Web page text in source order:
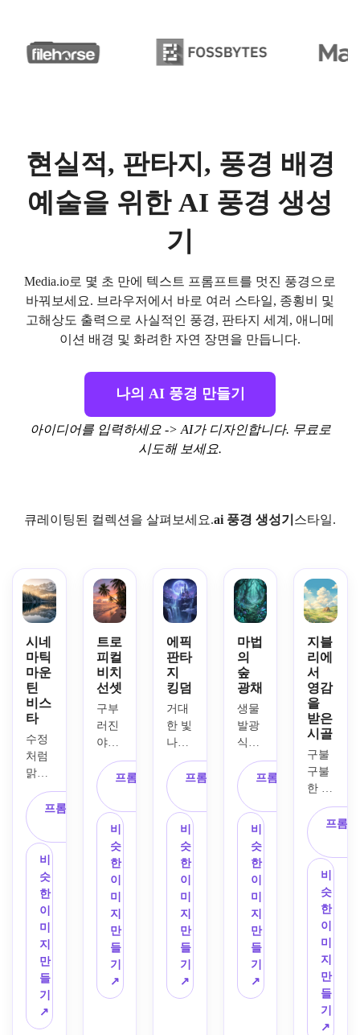
현실적, 판타지, 풍경 배경
예술을 위한 AI 풍경 생성
기
Media.io로 몇 초 만에 텍스트 프롬프트를 멋진 풍경으로
바꿔보세요. 브라우저에서 바로 여러 스타일, 종횡비 및
고해상도 출력으로 사실적인 풍경, 판타지 세계, 애니메
이션 배경 및 화려한 자연 장면을 만듭니다.
나의 AI 풍경 만들기
아이디어를 입력하세요 -> AI가 디자인합니다. 무료로
시도해 보세요.
큐레이팅된 컬렉션을 살펴보세요.ai 풍경 생성기 스타일.
시네
마틱
마운
틴
비스
타
수정
처럼
맑은
반사
호수
너머
에 눈
덮인
봉우
리와
전경
에 울
창한
소나
무 숲
이 있
는 일
출 시
프롬프트 복
비
슷
한
이
미
지
만
들
기
↗
트로
피컬
비치
선셋
구부
러진
야자
수와
부드
러운
바다
파도,
선명
한 오
렌지
색 분
홍색
일몰
하늘
이 펼
쳐진
숨 막
프롬프트 복
비
슷
한
이
미
지
만
들
기
↗
에픽
판타
지
킹덤
거대
한 빛
나는
달 아
래 우
뚝 솟
은 절
벽 위
에 건
설된
장엄
한 왕
국을
특징
으로
하는
서사
시적
프롬프트 복
비
슷
한
이
미
지
만
들
기
↗
마법
의
숲
광채
생물
발광
식물,
빛나
는 버
섯,
고대
의 꼬
인 나
숨겨
진 구
불구
불한
길로
가득
찬 신
비로
프롬프트 복
비
슷
한
이
미
지
만
들
기
↗
지블
리에
서
영감
을
받은
시골
구불
구불
한 푸
른 언
덕과
야생
화,
작은
별장,
푹신
한 구
름이
가득
한 밝
은 하
늘이
있는
프롬
비
슷
한
이
미
지
만
들
기
↗